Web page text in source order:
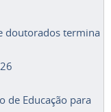
doutorados termina
de Educação para